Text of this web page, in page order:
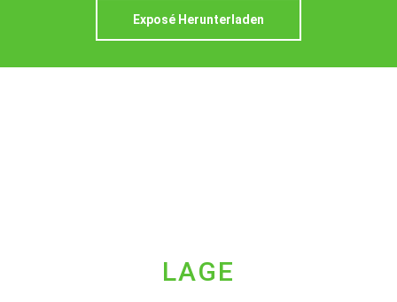
Exposé Herunterladen
LAGE